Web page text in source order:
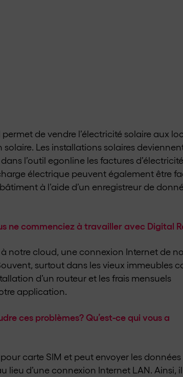
de vendre l’électricité solaire aux
Les installations solaires
l’outil egonline les factures
électrique peuvent également être
à l’aide d’un enregistreur de
ne commenciez à travailler avec Digital
notre cloud, une connexion Internet de
surtout dans les vieux immeubles
d’un routeur et les frais mensuels
application.
ces problèmes? Qu’est-ce qui vous a
carte SIM et peut envoyer les données
d’une connexion Internet LAN. Ainsi, il